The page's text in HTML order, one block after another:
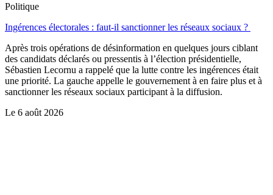
Politique
Ingérences électorales : faut-il sanctionner les réseaux sociaux ?
Après trois opérations de désinformation en quelques jours ciblant
des candidats déclarés ou pressentis à l’élection présidentielle,
Sébastien Lecornu a rappelé que la lutte contre les ingérences était
une priorité. La gauche appelle le gouvernement à en faire plus et à
sanctionner les réseaux sociaux participant à la diffusion.
Le 6 août 2026